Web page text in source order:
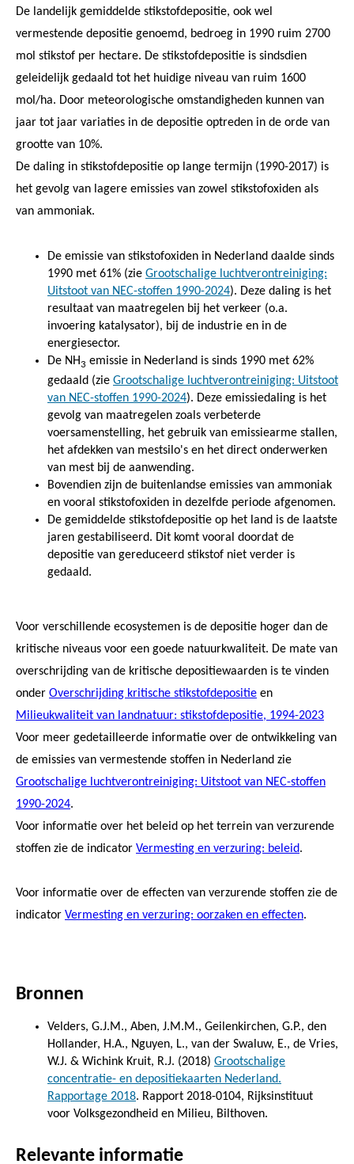
De landelijk gemiddelde stikstofdepositie, ook wel
vermestende depositie genoemd, bedroeg in 1990 ruim 2700
mol stikstof per hectare. De stikstofdepositie is sindsdien
geleidelijk gedaald tot het huidige niveau van ruim 1600
mol/ha. Door meteorologische omstandigheden kunnen van
jaar tot jaar variaties in de depositie optreden in de orde van
grootte van 10%.
De daling in stikstofdepositie op lange termijn (1990-2017) is
het gevolg van lagere emissies van zowel stikstofoxiden als
van ammoniak.
De emissie van stikstofoxiden in Nederland daalde sinds
1990 met 61% (zie Grootschalige luchtverontreiniging:
Uitstoot van NEC-stoffen 1990-2024). Deze daling is het
resultaat van maatregelen bij het verkeer (o.a.
invoering katalysator), bij de industrie en in de
energiesector.
De NH3 emissie in Nederland is sinds 1990 met 62%
gedaald (zie Grootschalige luchtverontreiniging: Uitstoot
van NEC-stoffen 1990-2024). Deze emissiedaling is het
gevolg van maatregelen zoals verbeterde
voersamenstelling, het gebruik van emissiearme stallen,
het afdekken van mestsilo's en het direct onderwerken
van mest bij de aanwending.
Bovendien zijn de buitenlandse emissies van ammoniak
en vooral stikstofoxiden in dezelfde periode afgenomen.
De gemiddelde stikstofdepositie op het land is de laatste
jaren gestabiliseerd. Dit komt vooral doordat de
depositie van gereduceerd stikstof niet verder is
gedaald.
Voor verschillende ecosystemen is de depositie hoger dan de
kritische niveaus voor een goede natuurkwaliteit. De mate van
overschrijding van de kritische depositiewaarden is te vinden
onder Overschrijding kritische stikstofdepositie en
Milieukwaliteit van landnatuur: stikstofdepositie, 1994-2023
Voor meer gedetailleerde informatie over de ontwikkeling van
de emissies van vermestende stoffen in Nederland zie
Grootschalige luchtverontreiniging: Uitstoot van NEC-stoffen
1990-2024.
Voor informatie over het beleid op het terrein van verzurende
stoffen zie de indicator Vermesting en verzuring: beleid.
Voor informatie over de effecten van verzurende stoffen zie de
indicator Vermesting en verzuring: oorzaken en effecten.
Bronnen
Velders, G.J.M., Aben, J.M.M., Geilenkirchen, G.P., den
Hollander, H.A., Nguyen, L., van der Swaluw, E., de Vries,
W.J. & Wichink Kruit, R.J. (2018) Grootschalige
concentratie- en depositiekaarten Nederland.
Rapportage 2018. Rapport 2018-0104, Rijksinstituut
voor Volksgezondheid en Milieu, Bilthoven.
Relevante informatie